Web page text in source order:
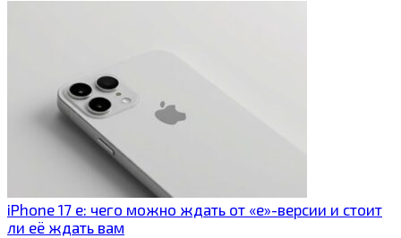
iPhone 17 e: чего можно ждать от «e»-версии и стоит
ли её ждать вам